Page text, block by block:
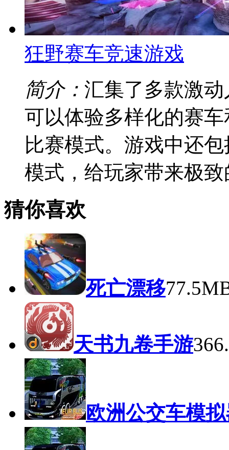
狂野赛车竞速游戏
简介： 汇集了多款激
可以体验多样化的赛
比赛模式。游戏中还
模式，给玩家带来极
猜你喜欢
死亡漂移
天书九卷手游
欧洲公交车模